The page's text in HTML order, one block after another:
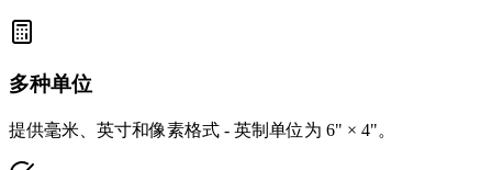
多种单位
提供毫米、英寸和像素格式 - 英制单位为 6" × 4"。